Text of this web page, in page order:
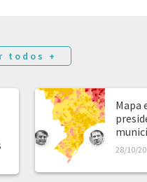
todos +
Mapa
28/10/